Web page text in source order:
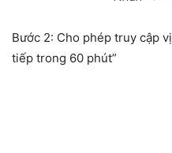
Bước 2: Cho phép truy cập
tiếp trong 60 phút”